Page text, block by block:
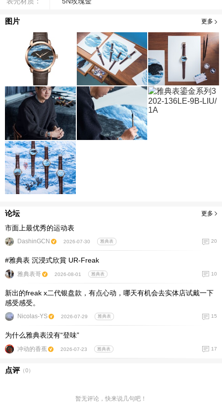
图片 更多
论坛 更多
市面上最优秀的运动表
DashinGCN 2026-07-30 雅典表 20
#雅典表 沉浸式欣賞 UR-Freak
雅典表哥 2026-08-01 雅典表 10
新出的freak x二代银盘款，有点心动，哪天有机会去实体店试戴一下
感受感受。
Nicolas-YS 2026-07-29 雅典表 15
为什么雅典表没有“登味”
冲动的香蕉 2026-07-23 雅典表 17
点评（0）
暂无评论，快来说几句吧！